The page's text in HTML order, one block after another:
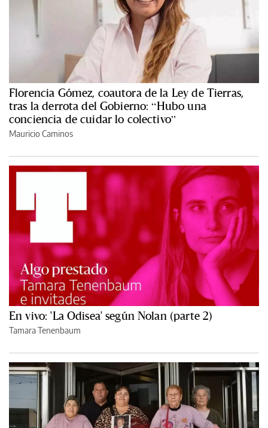
Florencia Gómez, coautora de la Ley de Tierras,
tras la derrota del Gobierno: “Hubo una
conciencia de cuidar lo colectivo”
Mauricio Caminos
En vivo: 'La Odisea' según Nolan (parte 2)
Tamara Tenenbaum